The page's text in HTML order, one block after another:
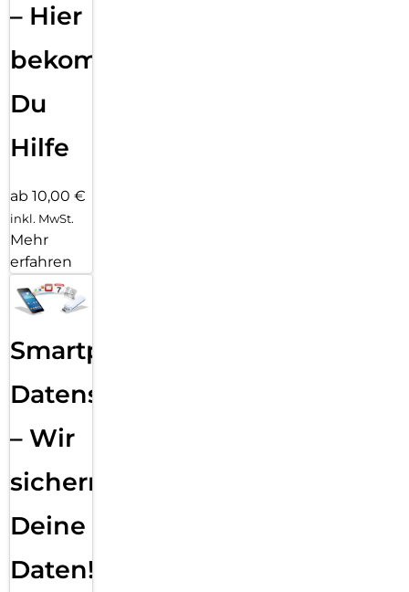
– Hier
bekommst
Du
Hilfe
ab 10,00 €
inkl. MwSt.
Mehr
erfahren
Smartphone
Datensicherung
– Wir
sichern
Deine
Daten!